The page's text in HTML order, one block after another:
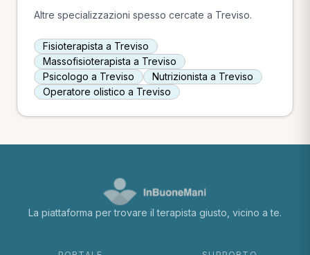
Altre specializzazioni spesso cercate a Treviso.
Fisioterapista a Treviso
Massofisioterapista a Treviso
Psicologo a Treviso
Nutrizionista a Treviso
Operatore olistico a Treviso
La piattaforma per trovare il terapista giusto, vicino a te.